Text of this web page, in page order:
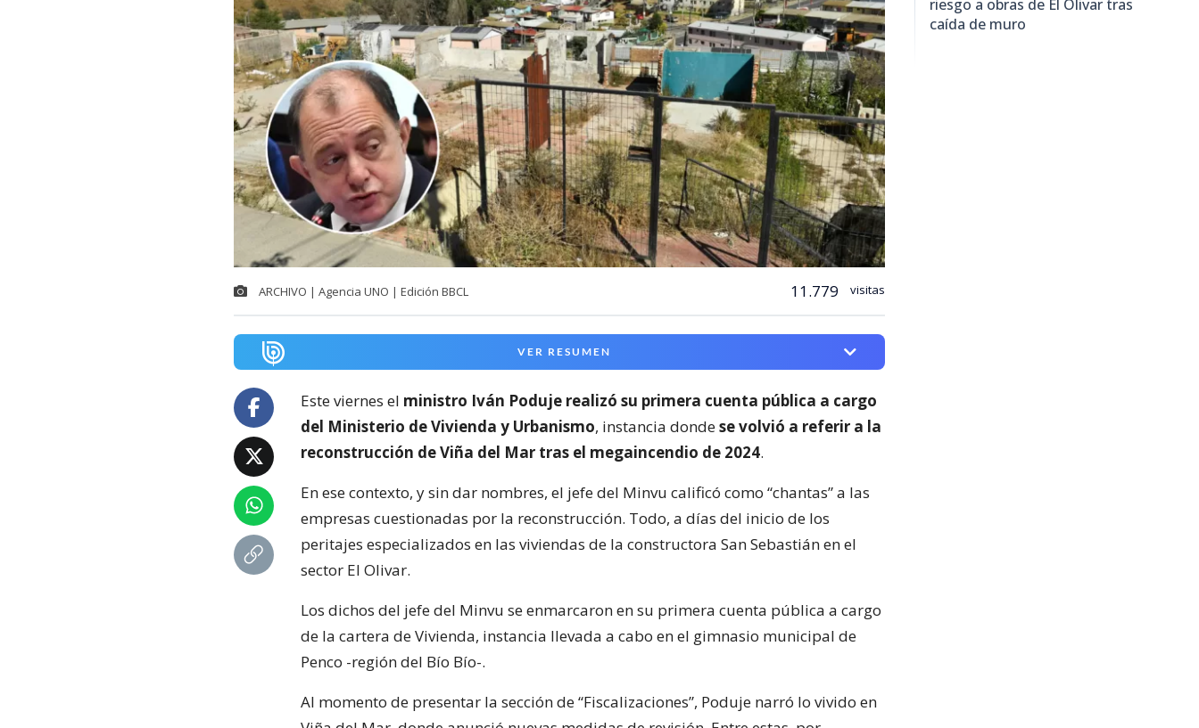
ARCHIVO | Agencia UNO | Edición BBCL 11.779 visitas
VER RESUMEN
Este viernes el ministro Iván Poduje realizó su primera cuenta pública a cargo
del Ministerio de Vivienda y Urbanismo, instancia dondese volvió a referir a la
reconstrucción de Viña del Mar tras el megaincendio de 2024.
En ese contexto, y sin dar nombres, el jefe del Minvu calificó como “chantas” a las
empresas cuestionadas por la reconstrucción. Todo, a días del inicio de los
peritajes especializados en las viviendas de la constructora San Sebastián en el
sector El Olivar.
Los dichos del jefe del Minvu se enmarcaron en su primera cuenta pública a cargo
de la cartera de Vivienda, instancia llevada a cabo en el gimnasio municipal de
Penco -región del Bío Bío-.
Al momento de presentar la sección de “Fiscalizaciones”, Poduje narró lo vivido en
riesgo a obras de El Olivar tras
caída de muro